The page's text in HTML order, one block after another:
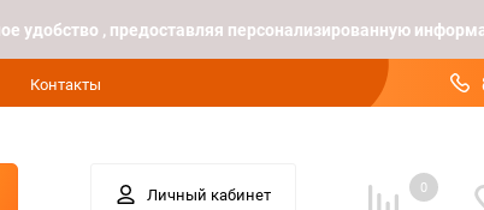
удобство , предоставляя персонализированную
Контакты
Личный кабинет 0